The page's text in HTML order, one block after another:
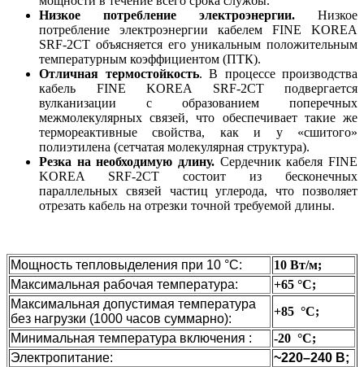
Низкое потребление электроэнергии. Низкое
потребление электроэнергии кабелем FINE KOREA
SRF-2CT объясняется его уникальным положительным
температурным коэффициентом (ПТК).
Отличная термостойкость. В процессе производства
кабель FINE KOREA SRF-2CT подвергается
вулканизации с образованием поперечных
межмолекулярных связей, что обеспечивает такие же
термореактивные свойства, как и у «сшитого»
полиэтилена (сетчатая молекулярная структура).
Резка на необходимую длину. Сердечник кабеля FINE
KOREA SRF-2CT состоит из бесконечных
параллельных связей частиц углерода, что позволяет
отрезать кабель на отрезки точной требуемой длины.
Мощность тепловыделения при 10 °C:
10 Вт/м;
Максимальная рабочая температура:
+65 °C;
Максимальная допустимая температура
без нагрузки (1000 часов суммарно):
+85 °C;
Минимальная температура включения :
-20 °С;
Электропитание:
~220–240 В;